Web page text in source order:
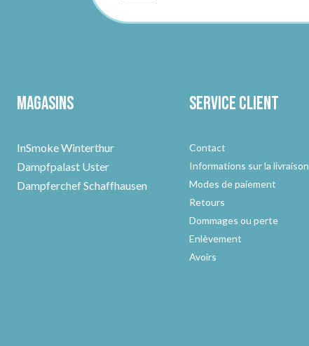
Magasins
InSmoke Winterthur
Dampfpalast Uster
Dampferchef Schaffhausen
Service client
Contact
Informations sur la livraison
Modes de paiement
Retours
Dommages ou perte
Enlèvement
Avoirs